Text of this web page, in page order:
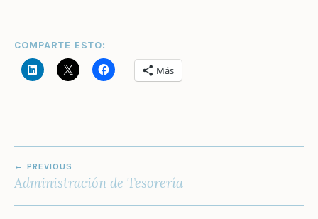
COMPARTE ESTO:
Más
DE
PREVIOUS
Administración de Tesorería